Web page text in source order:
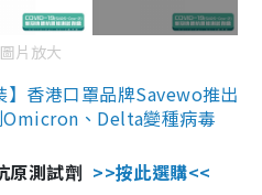
片放大
香港口罩品牌Savewo推出
、Delta變種病毒
測試劑 >>按此選購<<